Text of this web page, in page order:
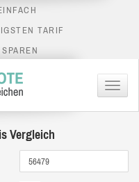
TARIF
Menü
Vergleich